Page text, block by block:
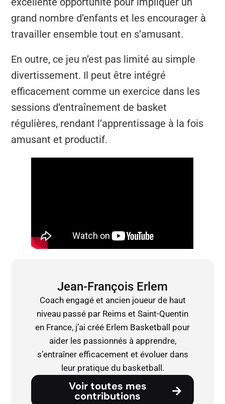
grand nombre d’enfants et les encourager à
travailler ensemble tout en s’amusant.
En outre, ce jeu n’est pas limité au simple
divertissement. Il peut être intégré
efficacement comme un exercice dans les
sessions d’entraînement de basket
régulières, rendant l’apprentissage à la fois
amusant et productif.
Jean-François Erlem
Coach engagé et ancien joueur de haut
niveau passé par Reims et Saint-Quentin
en France, j’ai créé Erlem Basketball pour
aider les passionnés à apprendre,
s’entraîner efficacement et évoluer dans
leur pratique du basketball.
Voir toutes mes
contributions